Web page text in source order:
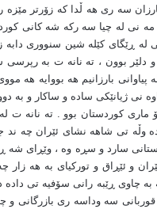
سه ری هه ڵدا که زۆرتر
مه نی له چیا سه رکه شه کانی
هه زارکه س بارزانی له ڕێگای کێله شین
دلێر بوون ، ته نانه ت به
بارزانیم هه بووایه هه
نی ژیانێکی ساده و ساکار و
ماری کوردستان بوو . ته نانه
وڵه تی شاهه نشای ئێران چه ند
سارد و سڕه وه ، وێڕای شه
و ئێڕاق و تورکیای به هه
چاوی ڕێبه رانی سۆفیه تی داده
سه وداسه ری بازرگانی